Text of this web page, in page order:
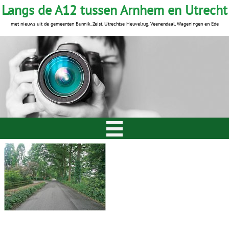
Langs de A12 tussen Arnhem en Utrecht
met nieuws uit de gemeenten Bunnik, Zeist, Utrechtse Heuvelrug, Veenendaal, Wageningen en Ede